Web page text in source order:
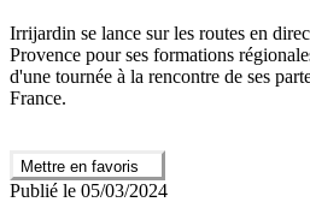
Irrijardin se lance sur les routes en
Provence pour ses formations
d'une tournée à la rencontre de ses
France.
Mettre en favoris
Publié le 05/03/2024